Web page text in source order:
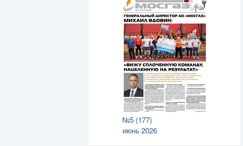
№5 (177)
июнь 2026